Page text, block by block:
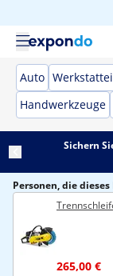
Auto
Handwerkzeuge
Sichern
Personen, die
265,00 €